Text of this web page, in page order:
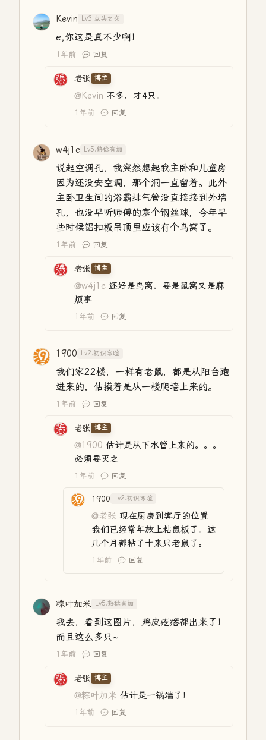
Kevin Lv3.点头之交
e,你这是真不少啊！
1年前 回复
老张 博主
@Kevin 不多，才4只。
1年前 回复
w4j1e Lv5.熟稔有加
说起空调孔，我突然想起我主卧和儿童房
因为还没安空调，那个洞一直留着。此外
主卧卫生间的浴霸排气管没直接接到外墙
孔，也没早听师傅的塞个钢丝球，今年早
些时候铝扣板吊顶里应该有个鸟窝了。
1年前 回复
老张 博主
@w4j1e 还好是鸟窝，要是鼠窝又是麻
烦事
1年前 回复
1900 Lv2.初识寒暄
我们家22楼，一样有老鼠，都是从阳台跑
进来的，估摸着是从一楼爬墙上来的。
1年前 回复
老张 博主
@1900 估计是从下水管上来的。。。
必须要灭之
1年前 回复
1900 Lv2.初识寒暄
@老张 现在厨房到客厅的位置
我们已经常年放上粘鼠板了。这
几个月都粘了十来只老鼠了。
1年前 回复
粽叶加米 Lv5.熟稔有加
我去，看到这图片，鸡皮疙瘩都出来了！
而且这么多只~
1年前 回复
老张 博主
@粽叶加米 估计是一锅端了！
1年前 回复